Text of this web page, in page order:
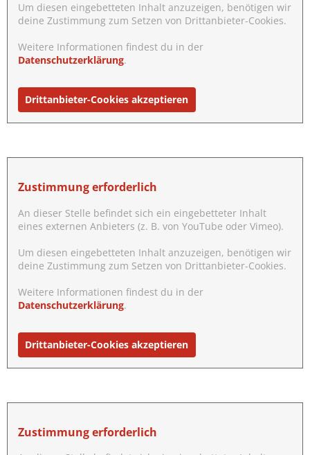
Um diesen eingebetteten Inhalt anzuzeigen, benötigen wir
deine Zustimmung zum Setzen von Drittanbieter-Cookies.
Weitere Informationen findest du in der
Datenschutzerklärung.
Drittanbieter-Cookies akzeptieren
Zustimmung erforderlich
An dieser Stelle befindet sich ein eingebetteter Inhalt
eines externen Anbieters (z. B. von YouTube oder Vimeo).
Um diesen eingebetteten Inhalt anzuzeigen, benötigen wir
deine Zustimmung zum Setzen von Drittanbieter-Cookies.
Weitere Informationen findest du in der
Datenschutzerklärung.
Drittanbieter-Cookies akzeptieren
Zustimmung erforderlich